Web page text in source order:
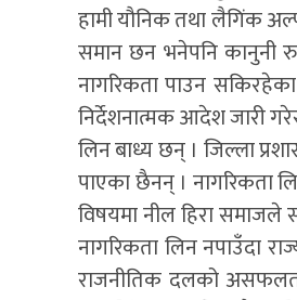
हामी यौनिक तथा लैगिंक
समान छन भनेपनि कानुनी
नागरिकता पाउन
निर्देशनात्मक आदेश जारी
लिन बाध्य छन् । जिल्ला
पाएका छैनन् । नागरिकता
विषयमा नील हिरा
नागरिकता लिन नपाउँदा
राजनीतिक दलको असफलता